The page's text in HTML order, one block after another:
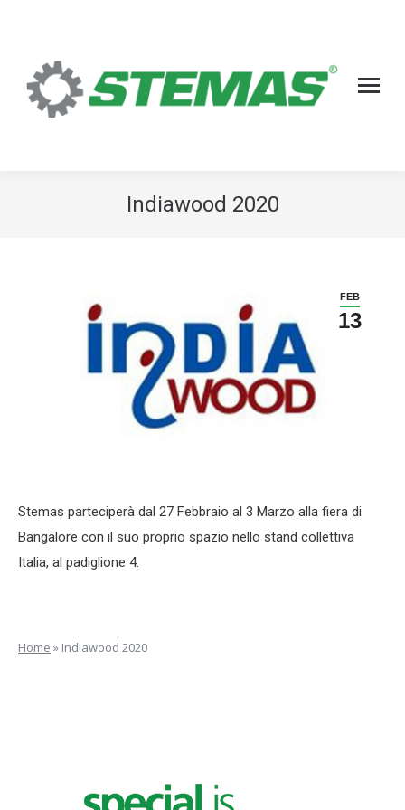
Indiawood 2020
FEB
13
Stemas parteciperà dal 27 Febbraio al 3 Marzo alla fiera di
Bangalore con il suo proprio spazio nello stand collettiva
Italia, al padiglione 4.
Home » Indiawood 2020